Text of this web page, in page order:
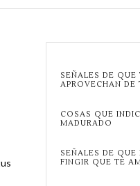
SEÑALES DE
APROVECHAN DE
COSAS QUE
MADURADO
SEÑALES DE
FINGIR QUE TE